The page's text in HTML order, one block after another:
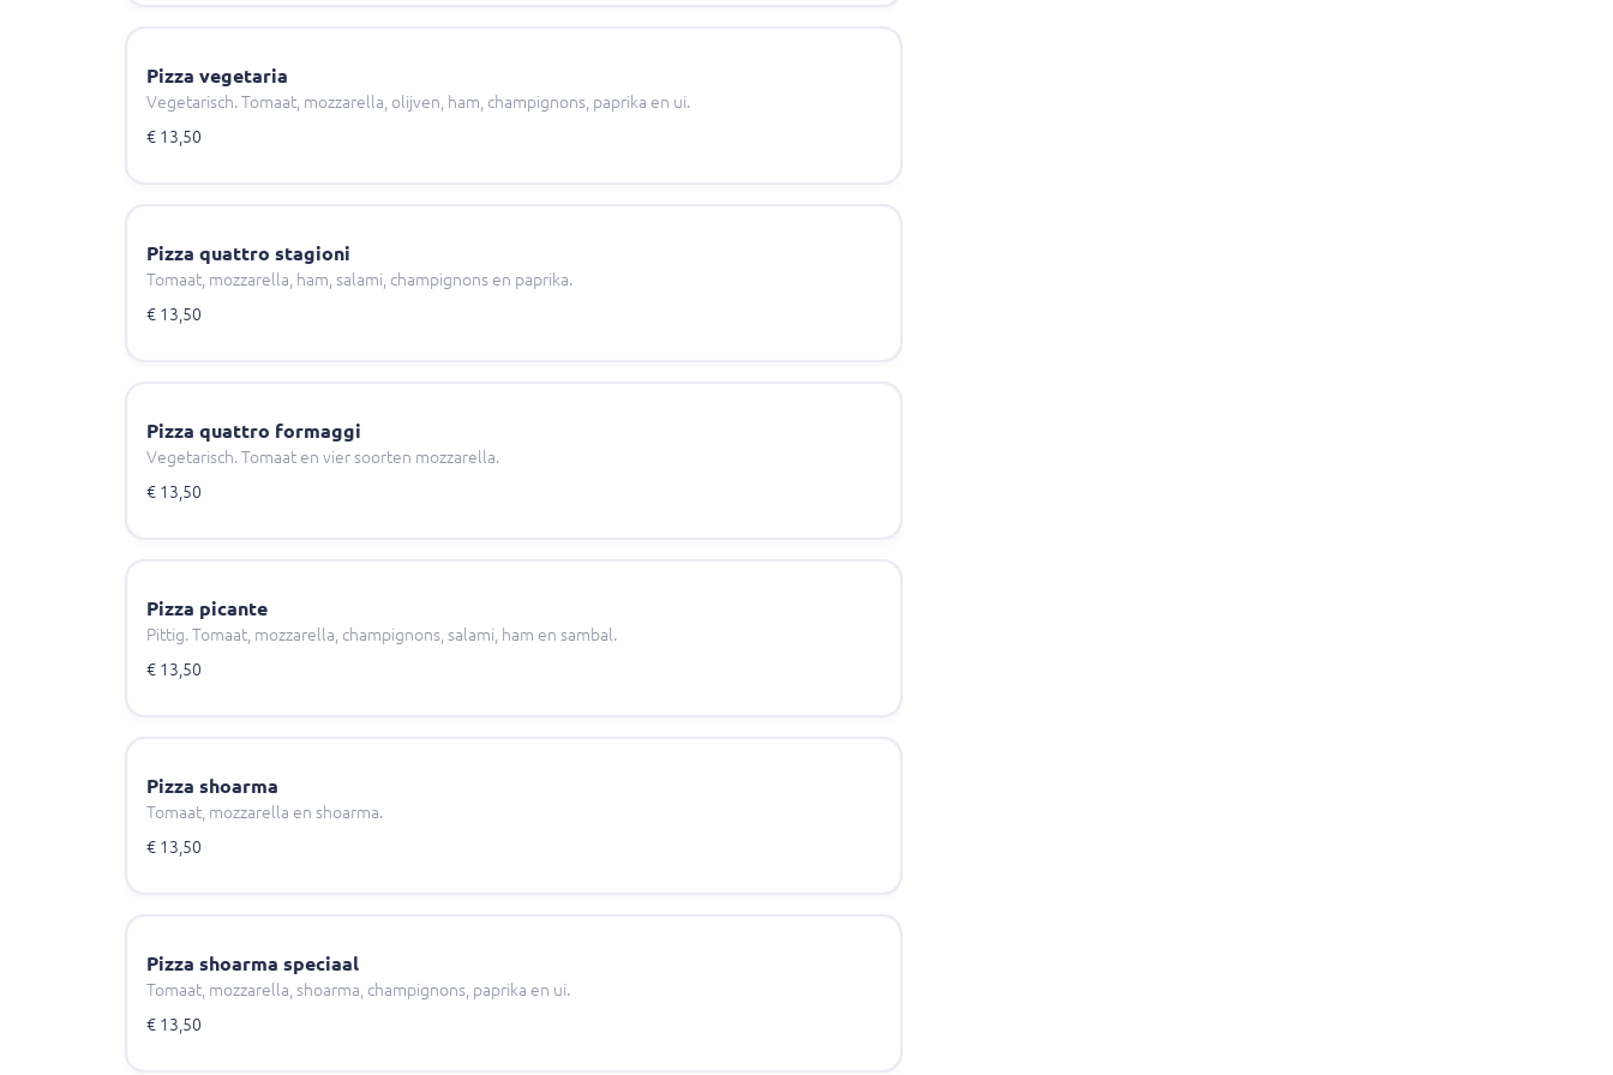
Pizza vegetaria
Vegetarisch. Tomaat, mozzarella, olijven, ham, champignons, paprika en ui.
€ 13,50
Pizza quattro stagioni
Tomaat, mozzarella, ham, salami, champignons en paprika.
€ 13,50
Pizza quattro formaggi
Vegetarisch. Tomaat en vier soorten mozzarella.
€ 13,50
Pizza picante
Pittig. Tomaat, mozzarella, champignons, salami, ham en sambal.
€ 13,50
Pizza shoarma
Tomaat, mozzarella en shoarma.
€ 13,50
Pizza shoarma speciaal
Tomaat, mozzarella, shoarma, champignons, paprika en ui.
€ 13,50